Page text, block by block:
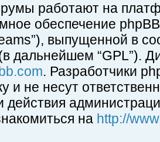
работают на
обеспечение
выпущенной в
дальнейшем “GPL”).
. Разработчики
и не несут
действия
на http://